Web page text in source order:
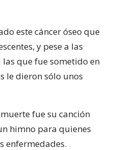
este cáncer óseo que
y pese a las
que fue sometido en
le dieron sólo unos
fue su canción
himno para quienes
enfermedades.